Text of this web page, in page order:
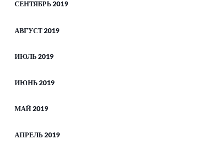
СЕНТЯБРЬ 2019
АВГУСТ 2019
ИЮЛЬ 2019
ИЮНЬ 2019
МАЙ 2019
АПРЕЛЬ 2019